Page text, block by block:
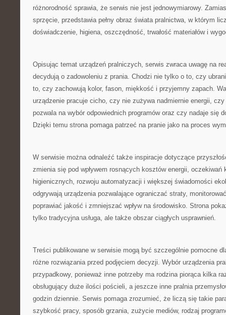
różnorodność sprawia, że serwis nie jest jednowymiarowy.
sprzęcie, przedstawia pełny obraz świata pralnictwa, w którym
doświadczenie, higiena, oszczędność, trwałość materiałów i
Opisując temat urządzeń pralniczych, serwis zwraca uwagę na
decydują o zadowoleniu z prania. Chodzi nie tylko o to, czy
to, czy zachowują kolor, fason, miękkość i przyjemny zapach.
urządzenie pracuje cicho, czy nie zużywa nadmiernie energii, czy
pozwala na wybór odpowiednich programów oraz czy nadaje się
Dzięki temu strona pomaga patrzeć na pranie jako na proces
W serwisie można odnaleźć także inspiracje dotyczące
zmienia się pod wpływem rosnących kosztów energii, oczekiwań
higienicznych, rozwoju automatyzacji i większej świadomości
odgrywają urządzenia pozwalające ograniczać straty,
poprawiać jakość i zmniejszać wpływ na środowisko. Strona
tylko tradycyjna usługa, ale także obszar ciągłych usprawnień.
Treści publikowane w serwisie mogą być szczególnie pomocne
różne rozwiązania przed podjęciem decyzji. Wybór urządzenia
przypadkowy, ponieważ inne potrzeby ma rodzina piorąca kilka
obsługujący duże ilości pościeli, a jeszcze inne pralnia
godzin dziennie. Serwis pomaga zrozumieć, że liczą się takie
szybkość pracy, sposób grzania, zużycie mediów, rodzaj